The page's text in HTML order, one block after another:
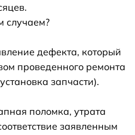
случаем?
дефекта, который
проведенного ремонта
запчасти).
поломка, утрата
заявленным